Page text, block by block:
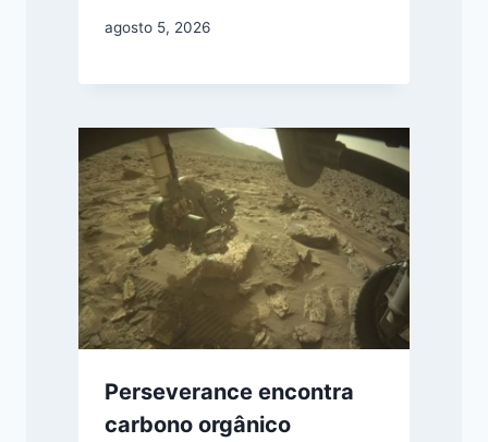
agosto 5, 2026
Perseverance encontra
carbono orgânico